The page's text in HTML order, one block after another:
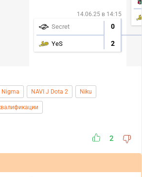
14.06.25 в 14:15
Secret 0
YeS 2
Nigma NAVI J Dota 2 Niku
2